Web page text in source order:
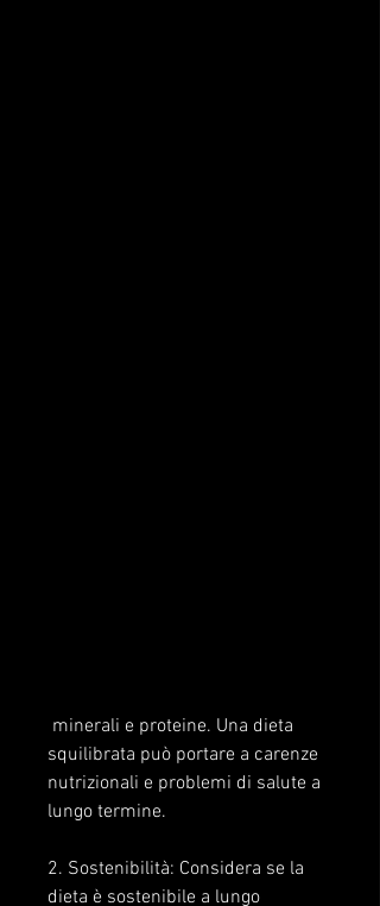
squilibrata può portare a carenze
nutrizionali e problemi di salute a
lungo termine.
2. Sostenibilità: Considera se la
dieta è sostenibile a lungo